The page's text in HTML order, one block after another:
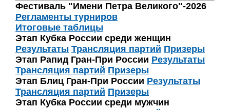
Фестиваль "Имени Петра Великого"-2026
Регламенты турниров
Итоговые таблицы
Этап Кубка России среди женщин
Результаты Трансляция партий Призеры
Этап Рапид Гран-При России Результаты
Трансляция партий Призеры
Этап Блиц Гран-При России Результаты
Трансляция партий Призеры
Этап Кубка России среди мужчин